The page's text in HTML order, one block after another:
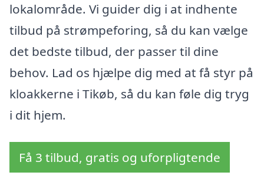
lokalområde. Vi guider dig i at indhente
tilbud på strømpeforing, så du kan vælge
det bedste tilbud, der passer til dine
behov. Lad os hjælpe dig med at få styr på
kloakkerne i Tikøb, så du kan føle dig tryg
i dit hjem.
Få 3 tilbud, gratis og uforpligtende